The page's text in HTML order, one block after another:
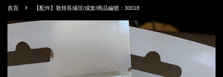
首頁 › 【配件】敦煌長城弦/成套/商品編號：30018